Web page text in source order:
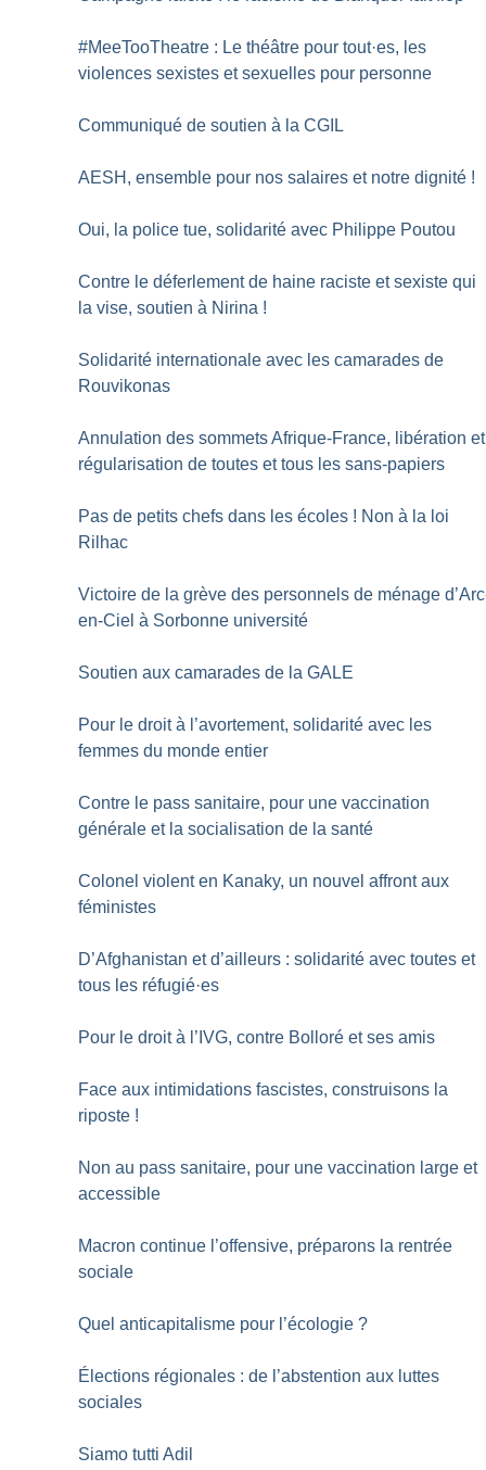
#MeeTooTheatre : Le théâtre pour tout·es, les
violences sexistes et sexuelles pour personne
Communiqué de soutien à la CGIL
AESH, ensemble pour nos salaires et notre dignité !
Oui, la police tue, solidarité avec Philippe Poutou
Contre le déferlement de haine raciste et sexiste qui
la vise, soutien à Nirina !
Solidarité internationale avec les camarades de
Rouvikonas
Annulation des sommets Afrique-France, libération et
régularisation de toutes et tous les sans-papiers
Pas de petits chefs dans les écoles ! Non à la loi
Rilhac
Victoire de la grève des personnels de ménage
en-Ciel à Sorbonne université
Soutien aux camarades de la GALE
Pour le droit à l’avortement, solidarité avec les
femmes du monde entier
Contre le pass sanitaire, pour une vaccination
générale et la socialisation de la santé
Colonel violent en Kanaky, un nouvel affront aux
féministes
D’Afghanistan et d’ailleurs : solidarité avec toutes et
tous les réfugié·es
Pour le droit à l’IVG, contre Bolloré et ses amis
Face aux intimidations fascistes, construisons la
riposte !
Non au pass sanitaire, pour une vaccination large et
accessible
Macron continue l’offensive, préparons la rentrée
sociale
Quel anticapitalisme pour l’écologie ?
Élections régionales : de l’abstention aux luttes
sociales
Siamo tutti Adil